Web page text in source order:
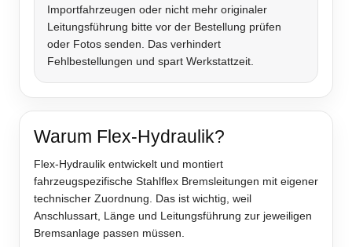
Importfahrzeugen oder nicht mehr originaler
Leitungsführung bitte vor der Bestellung prüfen
oder Fotos senden. Das verhindert
Fehlbestellungen und spart Werkstattzeit.
Warum Flex-Hydraulik?
Flex-Hydraulik entwickelt und montiert
fahrzeugspezifische Stahlflex Bremsleitungen mit eigener
technischer Zuordnung. Das ist wichtig, weil
Anschlussart, Länge und Leitungsführung zur jeweiligen
Bremsanlage passen müssen.